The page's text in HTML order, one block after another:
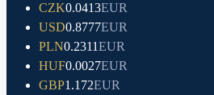
CZK0.0413EUR
USD0.8777EUR
PLN0.2311EUR
HUF0.0027EUR
GBP1.172EUR